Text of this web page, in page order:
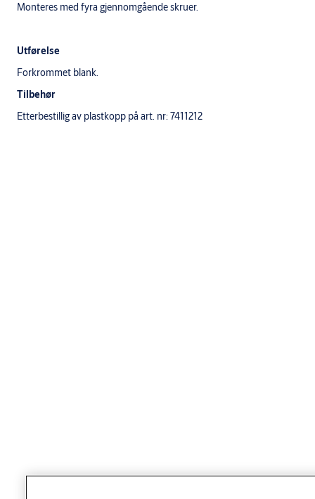
Monteres med fyra gjennomgående skruer.
Utførelse
Forkrommet blank.
Tilbehør
Etterbestillig av plastkopp på art. nr: 7411212